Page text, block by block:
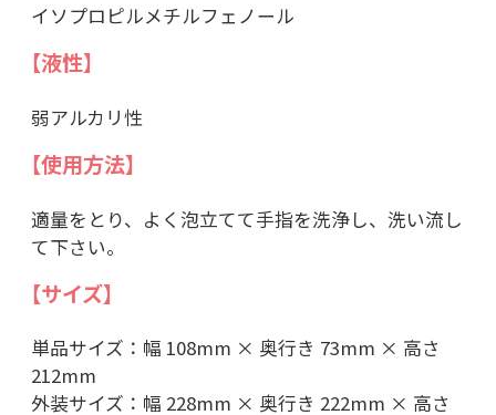
イソプロピルメチルフェノール
【液性】
弱アルカリ性
【使用方法】
適量をとり、よく泡立てて手指を洗浄し、洗い流し
て下さい。
【サイズ】
単品サイズ：幅 108mm × 奥行き 73mm × 高さ
212mm
外装サイズ：幅 228mm × 奥行き 222mm × 高さ